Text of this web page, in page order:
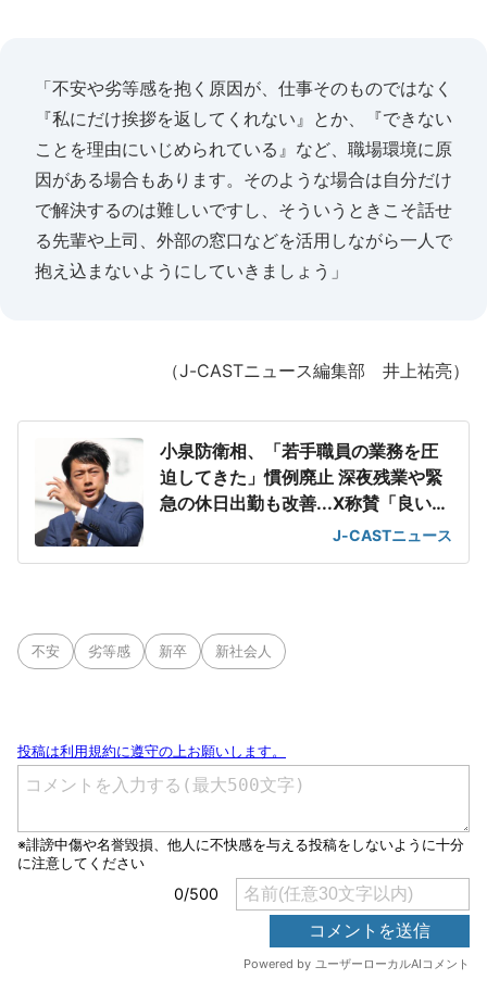
「不安や劣等感を抱く原因が、仕事そのものではなく
『私にだけ挨拶を返してくれない』とか、『できない
ことを理由にいじめられている』など、職場環境に原
因がある場合もあります。そのような場合は自分だけ
で解決するのは難しいですし、そういうときこそ話せ
る先輩や上司、外部の窓口などを活用しながら一人で
抱え込まないようにしていきましょう」
（J-CASTニュース編集部 井上祐亮）
小泉防衛相、「若手職員の業務を圧
迫してきた」慣例廃止 深夜残業や緊
急の休日出勤も改善...X称賛「良い上
J-CASTニュース
不安 劣等感 新卒 新社会人